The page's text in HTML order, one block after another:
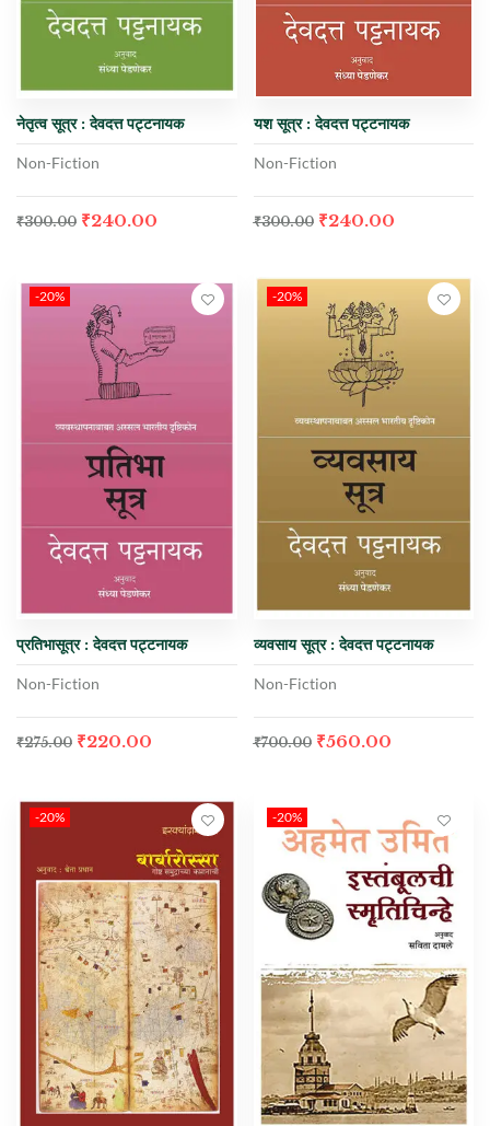
नेतृत्व सूत्र : देवदत्त पट्टनायक
Non-Fiction
₹300.00 ₹240.00
यश सूत्र : देवदत्त पट्टनायक
Non-Fiction
₹300.00 ₹240.00
-20%
प्रतिभासूत्र : देवदत्त पट्टनायक
Non-Fiction
₹275.00 ₹220.00
-20%
व्यवसाय सूत्र : देवदत्त पट्टनायक
Non-Fiction
₹700.00 ₹560.00
-20% -20%